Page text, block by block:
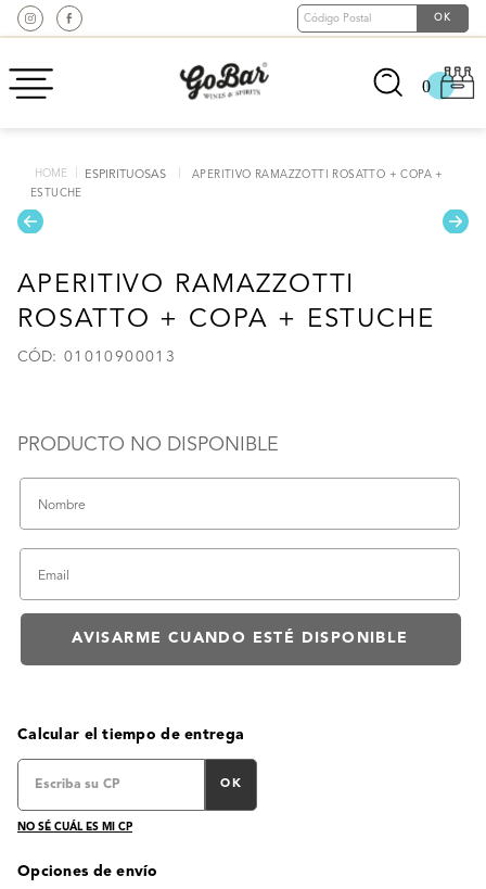
0
ESPIRITUOSAS
APERITIVO RAMAZZOTTI ROSATTO + COPA +
ESTUCHE
APERITIVO RAMAZZOTTI
ROSATTO + COPA + ESTUCHE
: 01010900013
Calcular el tiempo de entrega
OK
NO SÉ CUÁL ES MI CP
Opciones de envío